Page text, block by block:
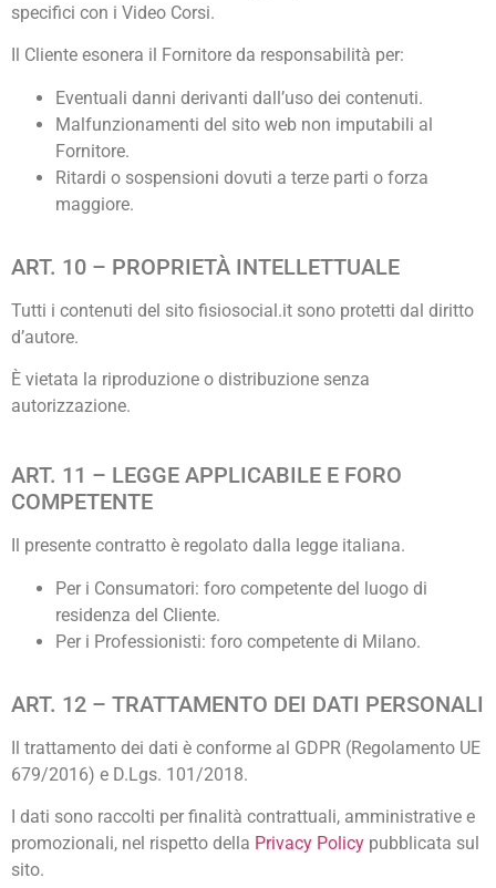
specifici con i Video Corsi.
Il Cliente esonera il Fornitore da responsabilità per:
Eventuali danni derivanti dall’uso dei contenuti.
Malfunzionamenti del sito web non imputabili al
Fornitore.
Ritardi o sospensioni dovuti a terze parti o forza
maggiore.
ART. 10 – PROPRIETÀ INTELLETTUALE
Tutti i contenuti del sito fisiosocial.it sono protetti dal diritto
d’autore.
È vietata la riproduzione o distribuzione senza
autorizzazione.
ART. 11 – LEGGE APPLICABILE E FORO
COMPETENTE
Il presente contratto è regolato dalla legge italiana.
Per i Consumatori: foro competente del luogo di
residenza del Cliente.
Per i Professionisti: foro competente di Milano.
ART. 12 – TRATTAMENTO DEI DATI PERSONALI
Il trattamento dei dati è conforme al GDPR (Regolamento UE
679/2016) e D.Lgs. 101/2018.
I dati sono raccolti per finalità contrattuali, amministrative e
promozionali, nel rispetto della Privacy Policy pubblicata sul
sito.